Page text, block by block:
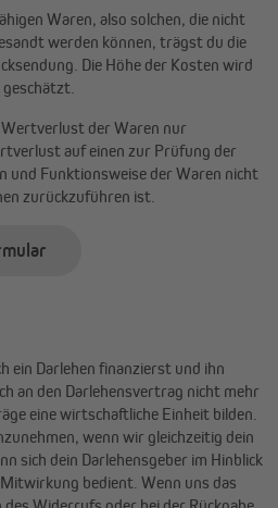
Waren, also solchen, die nicht
werden können, trägst du die
Die Höhe der Kosten wird
der Waren nur
auf einen zur Prüfung der
und Funktionsweise der Waren nicht
zurückzuführen ist.
ein Darlehen finanzierst und ihn
an den Darlehensvertrag nicht mehr
eine wirtschaftliche Einheit bilden.
wenn wir gleichzeitig dein
sich dein Darlehensgeber im Hinblick
bedient. Wenn uns das